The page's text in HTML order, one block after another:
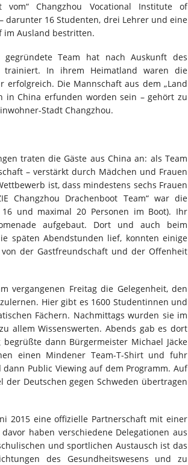
vom“ Changzhou Vocational Institute of
darunter 16 Studenten, drei Lehrer und eine
im Ausland bestritten.
Team hat nach Auskunft des
In ihrem Heimatland waren die
erfolgreich. Die Mannschaft aus dem „Land
in China erfunden worden sein – gehört zu
Stadt Changzhou.
traten die Gäste aus China an: als Team
– verstärkt durch Mädchen und Frauen
ist, dass mindestens sechs Frauen
Changzhou Drachenboot Team“ war die
und maximal 20 Personen im Boot). Ihr
aufgebaut. Dort und auch beim
späten Abendstunden lief, konnten einige
der Gastfreundschaft und der Offenheit
vergangenen Freitag die Gelegenheit, den
Hier gibt es 1600 Studentinnen und
Fächern. Nachmittags wurden sie im
allem Wissenswerten. Abends gab es dort
dann Bürgermeister Michael Jäcke
einen Mindener Team-T-Shirt und fuhr
Public Viewing auf dem Programm. Auf
Deutschen gegen Schweden übertragen
2015 eine offizielle Partnerschaft mit einer
haben verschiedene Delegationen aus
und sportlichen Austausch ist das
des Gesundheitswesens und zu